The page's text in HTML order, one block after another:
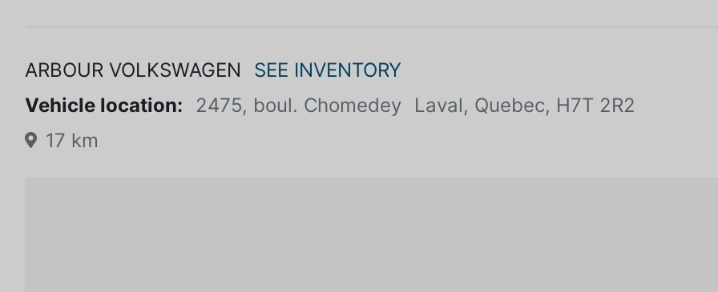
ARBOUR VOLKSWAGEN
SEE INVENTORY
Vehicle location:
2475, boul. Chomedey
Laval, Quebec, H7T 2R2
17 km